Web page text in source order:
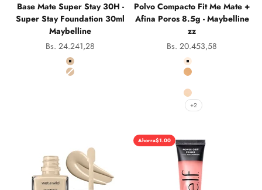
Base Mate Super Stay 30H -
Super Stay Foundation 30ml
Maybelline
Precio de oferta
Bs. 24.241,28
Color
118 Light Beige Super Stay
128 Warm Nude Super Stay
Polvo Compacto Fit Me Mate +
Afina Poros 8.5g - Maybelline
zz
Precio de oferta
Bs. 20.453,58
Color
110 Porcelain
128 Warm Nude
130 Classic Ivory
220 Natural Beige
+2
Ahorra$1.00